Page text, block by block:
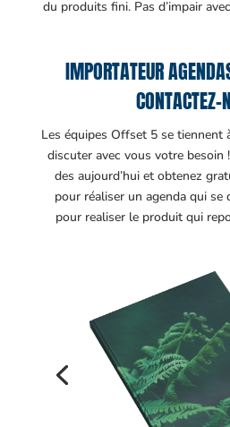
du produits fini. Pas d’impair
IMPORTATEUR
CONTACTEZ-
Les équipes Offset 5 se tiennent
discuter avec vous votre
des aujourd’hui et obtenez
pour réaliser un agenda qui se
pour realiser le produit qui